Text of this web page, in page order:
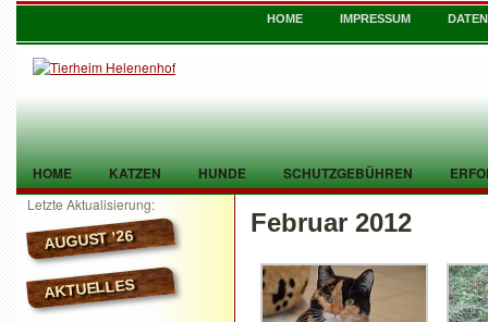
HOME IMPRESSUM
HOME KATZEN HUNDE SCHUTZGEBÜHREN
TIER GEFUNDEN KONTAKT
Letzte Aktualisierung:
AUGUST ’26
AKTUELLES
Februar 2012